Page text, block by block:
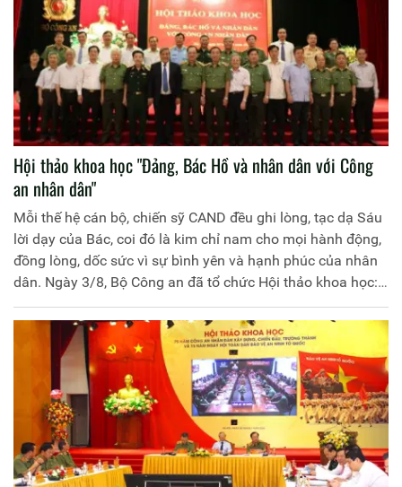
Hội thảo khoa học "Đảng, Bác Hồ và nhân dân với Công
an nhân dân"
Mỗi thế hệ cán bộ, chiến sỹ CAND đều ghi lòng, tạc dạ Sáu
lời dạy của Bác, coi đó là kim chỉ nam cho mọi hành động,
đồng lòng, dốc sức vì sự bình yên và hạnh phúc của nhân
dân. Ngày 3/8, Bộ Công an đã tổ chức Hội thảo khoa học:
Đảng, Bác Hồ và nhân dân với Công an nhân dân (CAND).